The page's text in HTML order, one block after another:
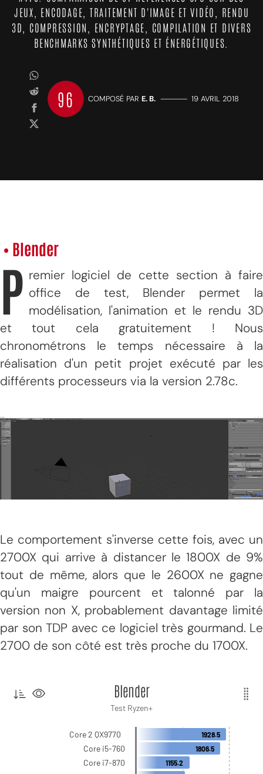
JEUX, ENCODAGE, TRAITEMENT D'IMAGE ET VIDÉO, RENDU
3D, COMPRESSION, ENCRYPTAGE, COMPILATION ET DIVERS
BENCHMARKS SYNTHÉTIQUES ET ÉNERGÉTIQUES.
96 COMPOSÉ PAR E. B. ————— 19 AVRIL 2018
• Blender
P remier logiciel de cette section à faire
office de test, Blender permet la
modélisation, l'animation et le rendu 3D
et tout cela gratuitement ! Nous
chronométrons le temps nécessaire à la
réalisation d'un petit projet exécuté par les
différents processeurs via la version 2.78c.
Le comportement s'inverse cette fois, avec un
2700X qui arrive à distancer le 1800X de 9%
tout de même, alors que le 2600X ne gagne
qu'un maigre pourcent et talonné par la
version non X, probablement davantage limité
par son TDP avec ce logiciel très gourmand. Le
2700 de son côté est très proche du 1700X.